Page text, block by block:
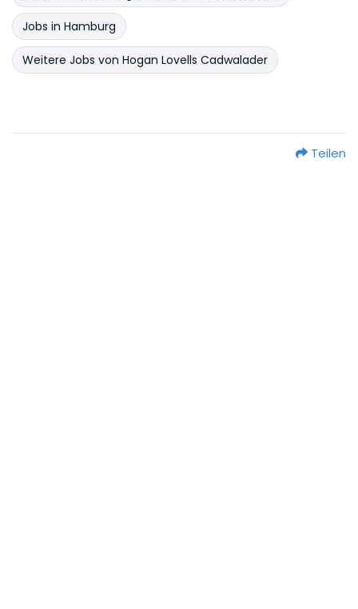
Jobs in Hamburg
Weitere Jobs von Hogan Lovells Cadwalader
Teilen